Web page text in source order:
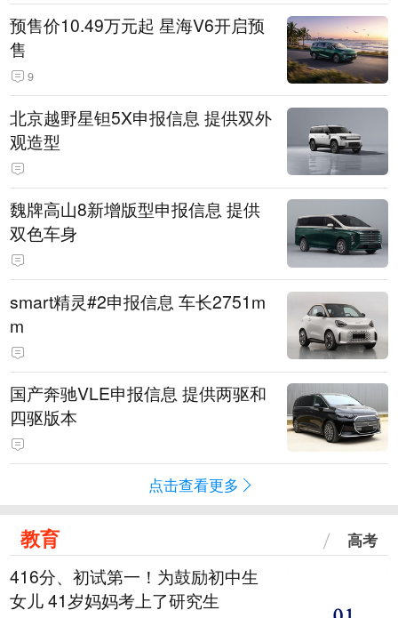
预售价10.49万元起 星海V6开启预
售
9
北京越野星钽5X申报信息 提供双外
观造型
魏牌高山8新增版型申报信息 提供
双色车身
smart精灵#2申报信息 车长2751m
m
国产奔驰VLE申报信息 提供两驱和
四驱版本
点击查看更多
教育 高考
416分、初试第一！为鼓励初中生
女儿 41岁妈妈考上了研究生